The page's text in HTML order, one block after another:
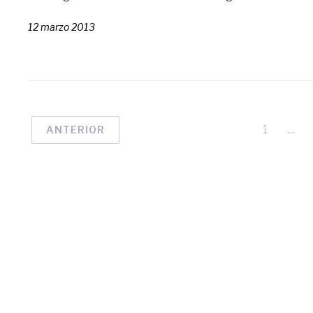
12 marzo 2013
ANTERIOR 1 …